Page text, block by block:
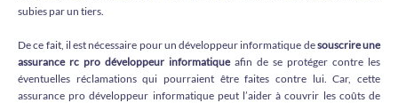
subies par un tiers.
De ce fait, il est nécessaire pour un développeur informatique desouscrire une
assurance rc pro développeur informatiqueafin de se protéger contre les
éventuelles réclamations qui pourraient être faites contre lui. Car, cette
assurance pro développeur informatique peut l’aider à couvrir les coûts de